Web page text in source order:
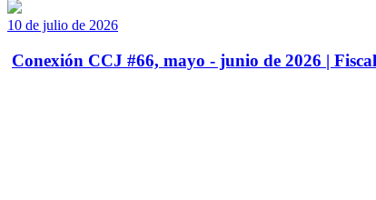
10 de julio de 2026
Conexión CCJ #66, mayo - junio de 2026 |